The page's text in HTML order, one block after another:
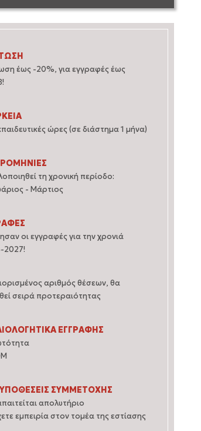
έως -20%, για εγγραφές έως
ώρες (σε διάστημα 1 μήνα)
τη χρονική περίοδο:
- Μάρτιος
οι εγγραφές για την χρονιά
2027!
αριθμός θέσεων, θα
σειρά προτεραιότητας
ΕΓΓΡΑΦΗΣ
ΣΥΜΜΕΤΟΧΗΣ
απολυτήριο
εμπειρία στον τομέα της εστίασης